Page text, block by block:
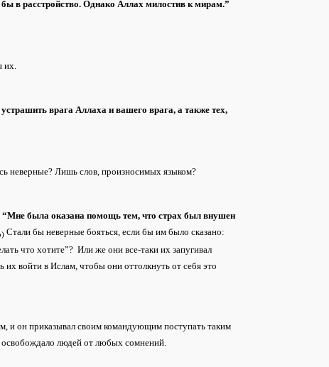
в расстройство. Однако Аллах милостив к мирам.”
их.
врага Аллаха и вашего врага, а также тех,
неверные? Лишь слов, произносимых языком?
“Мне была оказана помощь тем, что страх был внушен
Стали бы неверные бояться, если бы им было сказано:
что хотите”? Или же они все-таки их запугивал
войти в Ислам, чтобы они оттолкнуть от себя это
и он приказывал своим командующим поступать таким
освобождало людей от любых сомнений.